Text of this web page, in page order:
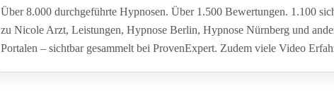
Über 8.000 durchgeführte Hypnosen. Über 1.500 Bewertungen. 1.100
zu Nicole Arzt, Leistungen, Hypnose Berlin, Hypnose Nürnberg und
Portalen – sichtbar gesammelt bei ProvenExpert. Zudem viele Video